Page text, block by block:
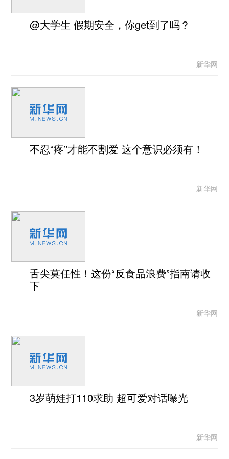
@大学生 假期安全，你get到了吗？
新华网
不忍“疼”才能不割爱 这个意识必须有！
新华网
舌尖莫任性！这份“反食品浪费”指南请收
下
新华网
3岁萌娃打110求助 超可爱对话曝光
新华网